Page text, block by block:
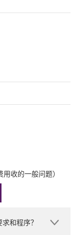
收的一般问题）
和程序？